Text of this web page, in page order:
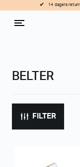
14 dagers
BELTER
FILTER